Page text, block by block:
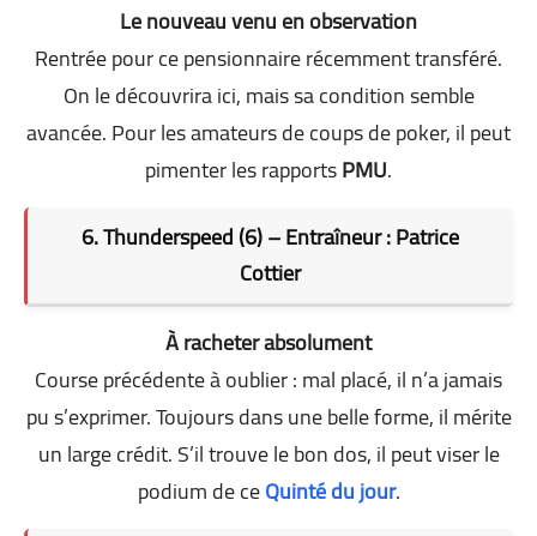
Le nouveau venu en observation
Rentrée pour ce pensionnaire récemment transféré.
On le découvrira ici, mais sa condition semble
avancée. Pour les amateurs de coups de poker, il peut
pimenter les rapportsPMU.
6. Thunderspeed (6) – Entraîneur : Patrice
Cottier
À racheter absolument
Course précédente à oublier : mal placé, il n’a jamais
pu s’exprimer. Toujours dans une belle forme, il mérite
un large crédit. S’il trouve le bon dos, il peut viser le
podium de ceQuinté du jour.